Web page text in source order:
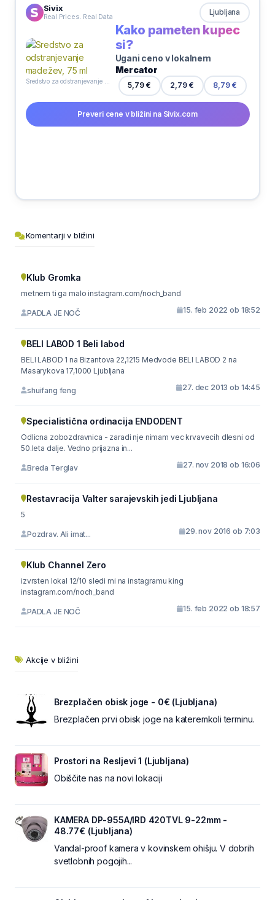
Sivix
Real Prices. Real Data Ljubljana
Kako pameten kupec
si?
Ugani ceno v lokalnem
Mercator
5,79 € 2,79 € 8,79 €
Preveri cene v bližini na Sivix.com
Komentarji v bližini
Klub Gromka
metnem ti ga malo instagram.com/noch_band
PADLA JE NOČ 15. feb 2022 ob 18:52
BELI LABOD 1 Beli labod
BELI LABOD 1 na Bizantova 22,1215 Medvode BELI LABOD 2 na
Masarykova 17,1000 Ljubljana
shuifang feng 27. dec 2013 ob 14:45
Specialistična ordinacija ENDODENT
Odlicna zobozdravnica - zaradi nje nimam vec krvavecih dlesni od
50.leta dalje. Vedno prijazna in...
Breda Terglav 27. nov 2018 ob 16:06
Restavracija Valter sarajevskih jedi Ljubljana
5
Pozdrav. Ali imat... 29. nov 2016 ob 7:03
Klub Channel Zero
izvrsten lokal 12/10 sledi mi na instagramu king
instagram.com/noch_band
PADLA JE NOČ 15. feb 2022 ob 18:57
Akcije v bližini
Brezplačen obisk joge - 0€ (Ljubljana)
Brezplačen prvi obisk joge na kateremkoli terminu.
Prostori na Resljevi 1 (Ljubljana)
Obiščite nas na novi lokaciji
KAMERA DP-955A/IRD 420TVL 9-22mm -
48.77€ (Ljubljana)
Vandal-proof kamera v kovinskem ohišju. V dobrih
svetlobnih pogojih...